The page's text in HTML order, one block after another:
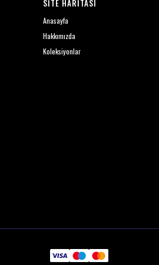
SİTE HARİTASI
Anasayfa
Hakkımızda
Koleksiyonlar